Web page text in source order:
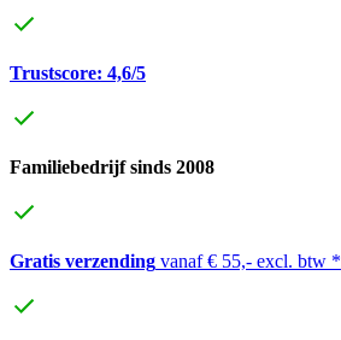
Trustscore: 4,6/5
Familiebedrijf sinds 2008
Gratis verzending vanaf € 55,- excl. btw *